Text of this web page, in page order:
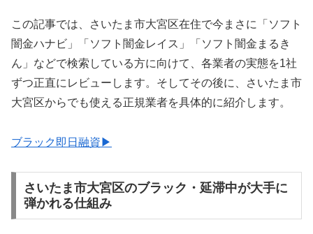
この記事では、さいたま市大宮区在住で今まさに「ソフト
闇金ハナビ」「ソフト闇金レイス」「ソフト闇金まるき
ん」などで検索している方に向けて、各業者の実態を1社
ずつ正直にレビューします。そしてその後に、さいたま市
大宮区からでも使える正規業者を具体的に紹介します。
ブラック即日融資▶
さいたま市大宮区のブラック・延滞中が大手に
弾かれる仕組み